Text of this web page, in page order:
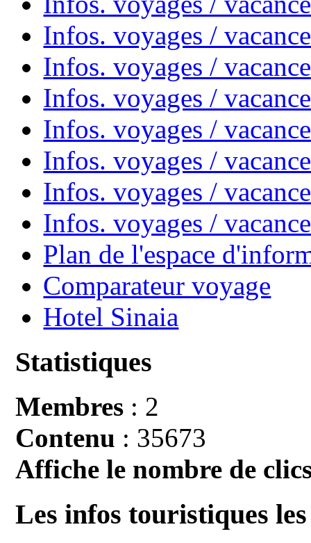
Infos. voyages /
Infos. voyages /
Infos. voyages /
Infos. voyages /
Infos. voyages /
Infos. voyages /
Infos. voyages /
Plan de l'espace
Comparateur voyage
Hotel Sinaia
Statistiques
Membres : 2
Contenu : 35673
Affiche le nombre de
Les infos touristiques